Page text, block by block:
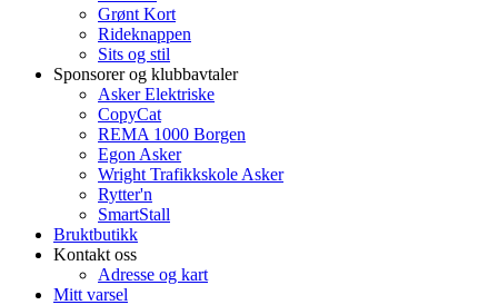
Grønt Kort
Rideknappen
Sits og stil
Sponsorer og klubbavtaler
Asker Elektriske
CopyCat
REMA 1000 Borgen
Egon Asker
Wright Trafikkskole Asker
Rytter'n
SmartStall
Bruktbutikk
Kontakt oss
Adresse og kart
Mitt varsel